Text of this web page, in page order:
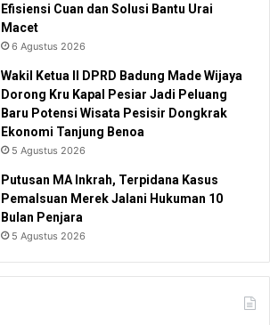
Efisiensi Cuan dan Solusi Bantu Urai
Macet
6 Agustus 2026
Wakil Ketua II DPRD Badung Made Wijaya
Dorong Kru Kapal Pesiar Jadi Peluang
Baru Potensi Wisata Pesisir Dongkrak
Ekonomi Tanjung Benoa
5 Agustus 2026
Putusan MA Inkrah, Terpidana Kasus
Pemalsuan Merek Jalani Hukuman 10
Bulan Penjara
5 Agustus 2026